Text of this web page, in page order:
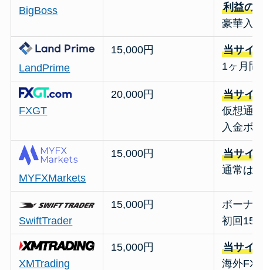
BigBoss
利益の
豪華入
LandPrime
15,000円
当サイ
1ヶ月間
FXGT
20,000円
当サイ
仮想通
入金ボ
MYFXMarkets
15,000円
当サイ
通常は
SwiftTrader
15,000円
ボーナ
初回
XMTrading
15,000円
当サイ
海外FX